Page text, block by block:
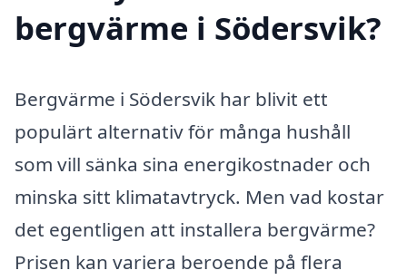
bergvärme i Södersvik?
Bergvärme i Södersvik har blivit ett
populärt alternativ för många hushåll
som vill sänka sina energikostnader och
minska sitt klimatavtryck. Men vad kostar
det egentligen att installera bergvärme?
Prisen kan variera beroende på flera